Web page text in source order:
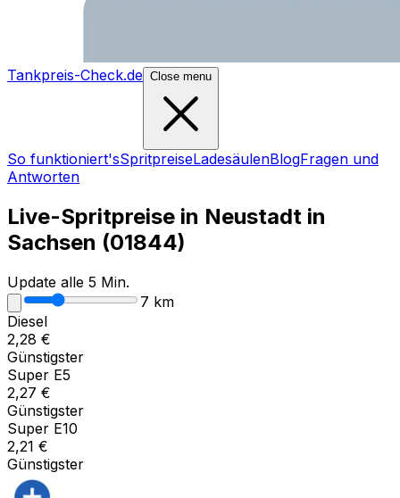
Tankpreis-Check.de Close menu
So funktioniert'sSpritpreiseLadesäulenBlogFragen und
Antworten
Live-Spritpreise in Neustadt in
Sachsen (01844)
Update alle 5 Min.
7 km
Diesel
2,28 €
Günstigster
Super E5
2,27 €
Günstigster
Super E10
2,21 €
Günstigster